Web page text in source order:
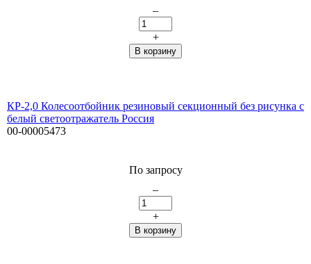
–
+
КР-2,0 Колесоотбойник резиновый секционный без рисунка с
белый светоотражатель Россия
00-00005473
По запросу
–
+